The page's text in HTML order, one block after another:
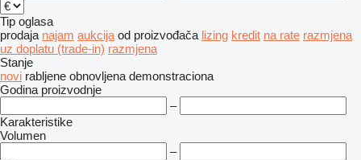
Tip oglasa
prodaja najam aukcija od proizvođača lizing kredit na rate razmjena
uz doplatu (trade-in) razmjena
Stanje
novi rabljene obnovljena demonstraciona
Godina proizvodnje
–
Karakteristike
Volumen
–